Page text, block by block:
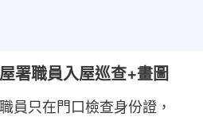
署職員入屋巡查+畫圖
員只在門口檢查身份證，